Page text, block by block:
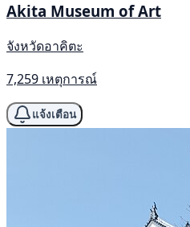
Akita Museum of Art
จังหวัดอาคิตะ
7,259 เหตุการณ์
แจ้งเตือน